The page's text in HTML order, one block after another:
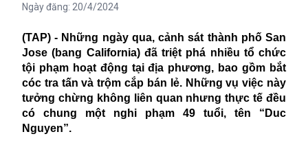
Ngày đăng: 20/4/2024
(TAP)- Những ngày qua, cảnh sát thành phố San
Jose (bang California) đã triệt phá nhiều tổ chức
tội phạm hoạt động tại địa phương, bao gồm bắt
cóc tra tấn và trộm cắp bán lẻ. Những vụ việc này
tưởng chừng không liên quan nhưng thực tế đều
có chung một nghi phạm 49 tuổi, tên “Duc
Nguyen”.